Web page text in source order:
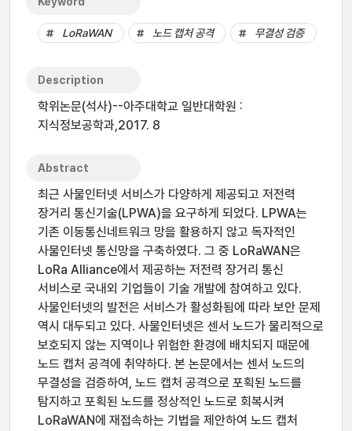
LoRaWAN 노드 캡처 공격 무결성 검증
Description
학위논문(석사)--아주대학교 일반대학원 :
지식정보공학과,2017. 8
Abstract
최근 사물인터넷 서비스가 다양하게 제공되고 저전력
장거리 통신기술(LPWA)을 요구하게 되었다. LPWA는
기존 이동통신네트워크 망을 활용하지 않고 독자적인
사물인터넷 통신망을 구축하였다. 그 중 LoRaWAN은
LoRa Alliance에서 제공하는 저전력 장거리 통신
서비스로 국내외 기업들이 기술 개발에 참여하고 있다.
사물인터넷의 발전은 서비스가 활성화됨에 따라 보안 문제
역시 대두되고 있다. 사물인터넷은 센서 노드가 물리적으로
보호되지 않는 지역이나 위험한 환경에 배치되지 때문에
노드 캡처 공격에 취약하다. 본 논문에서는 센서 노드의
무결성을 검증하여, 노드 캡처 공격으로 포획된 노드를
탐지하고 포획된 노드를 정상적인 노드로 회복시켜
LoRaWAN에 재접속하는 기법을 제안하여 노드 캡처